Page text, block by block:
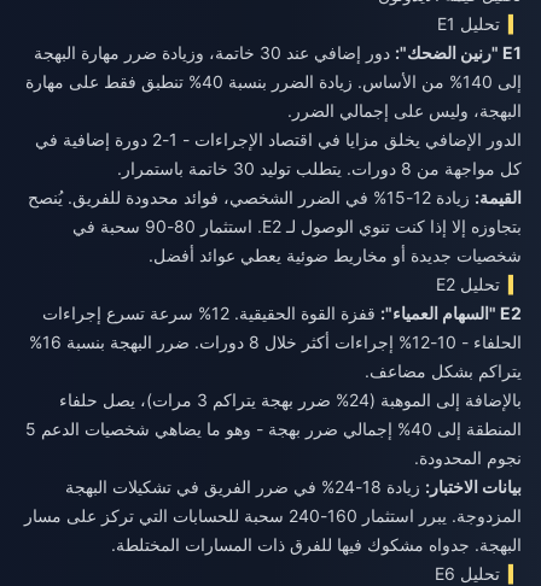
تحليل E1
E1 "رنين الضحك":
دور إضافي عند 30 خاتمة، وزيادة ضرر مهارة البهجة
إلى 140% من الأساس. زيادة الضرر بنسبة 40% تنطبق فقط على مهارة
البهجة، وليس على إجمالي الضرر.
الدور الإضافي يخلق مزايا في اقتصاد الإجراءات - 1-2 دورة إضافية في
كل مواجهة من 8 دورات. يتطلب توليد 30 خاتمة باستمرار.
القيمة:
زيادة 12-15% في الضرر الشخصي، فوائد محدودة للفريق. يُنصح
بتجاوزه إلا إذا كنت تنوي الوصول لـ E2. استثمار 80-90 سحبة في
شخصيات جديدة أو مخاريط ضوئية يعطي عوائد أفضل.
تحليل E2
E2 "السهام العمياء":
قفزة القوة الحقيقية. 12% سرعة تسرع إجراءات
الحلفاء - 10-12% إجراءات أكثر خلال 8 دورات. ضرر البهجة بنسبة 16%
يتراكم بشكل مضاعف.
بالإضافة إلى الموهبة (24% ضرر بهجة يتراكم 3 مرات)، يصل حلفاء
المنطقة إلى 40% إجمالي ضرر بهجة - وهو ما يضاهي شخصيات الدعم 5
نجوم المحدودة.
بيانات الاختبار:
زيادة 18-24% في ضرر الفريق في تشكيلات البهجة
المزدوجة. يبرر استثمار 160-240 سحبة للحسابات التي تركز على مسار
البهجة. جدواه مشكوك فيها للفرق ذات المسارات المختلطة.
تحليل E6